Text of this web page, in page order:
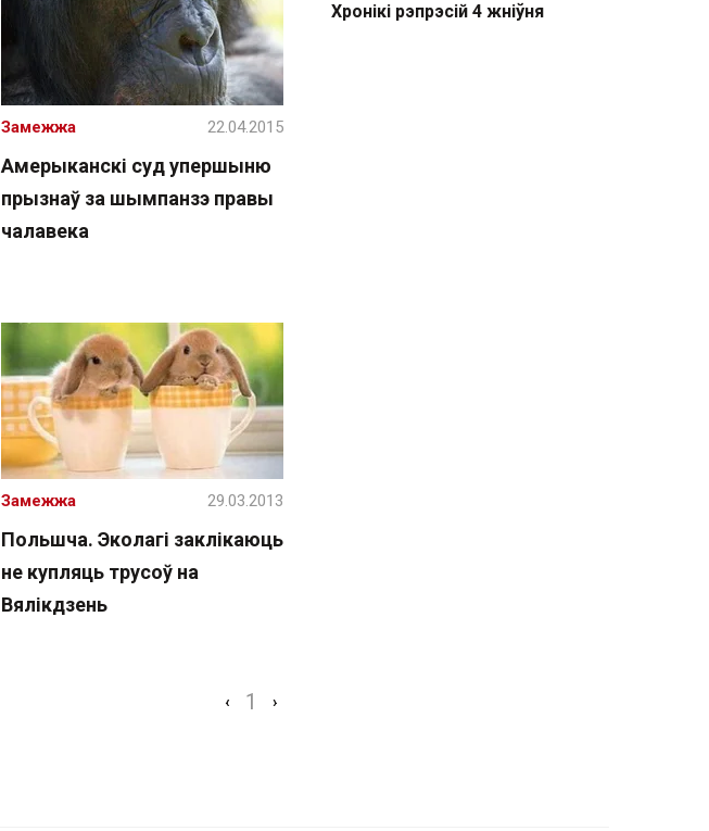
Амерыканскі суд упершыню
прызнаў за шымпанзэ правы
чалавека
Замежжа 22.04.2015
Польшча. Эколагі заклікаюць
не купляць трусоў на
Вялікдзень
Замежжа 29.03.2013
‹ 1 ›
Хронікі рэпрэсій 4 жніўня